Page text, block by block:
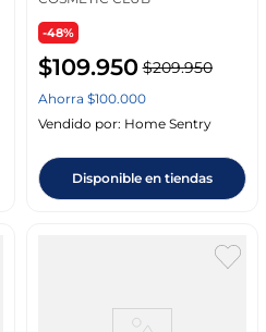
-48%
$109.950 $209.950
Ahorra $100.000
Vendido por: Home Sentry
Disponible en tiendas